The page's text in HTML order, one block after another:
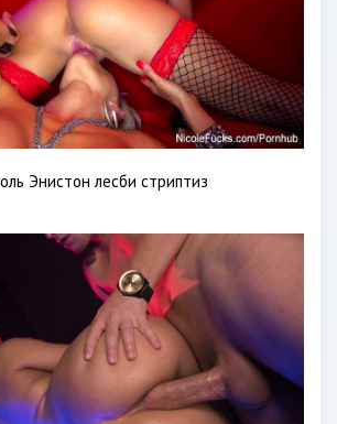
Энистон лесби стриптиз